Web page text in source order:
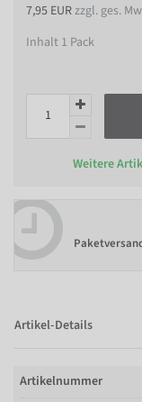
7,95 EURzzgl. ges.
Inhalt 1 Pack
Weitere
Artikel-Details
Artikelnummer